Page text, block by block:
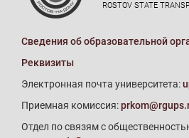
ROSTOV STATE
Сведения об образовательной
Реквизиты
Электронная почта университета:
Приемная комиссия:
Отдел по связям с